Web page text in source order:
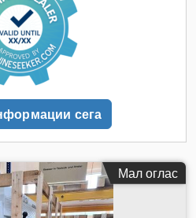
сега
Мал оглас